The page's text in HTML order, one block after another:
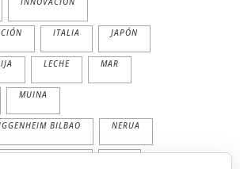
ITALIA JAPÓN
LECHE MAR
MUINA
BILBAO NERUA
BILBAO PAN